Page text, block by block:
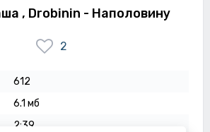
, Drobinin - Наполовину
2
612
6.1 мб
2:39